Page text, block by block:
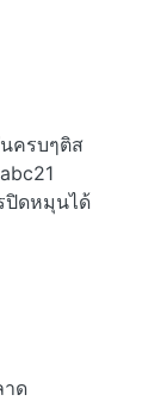
ครบๆติส
ปิดหมุนได้
ด